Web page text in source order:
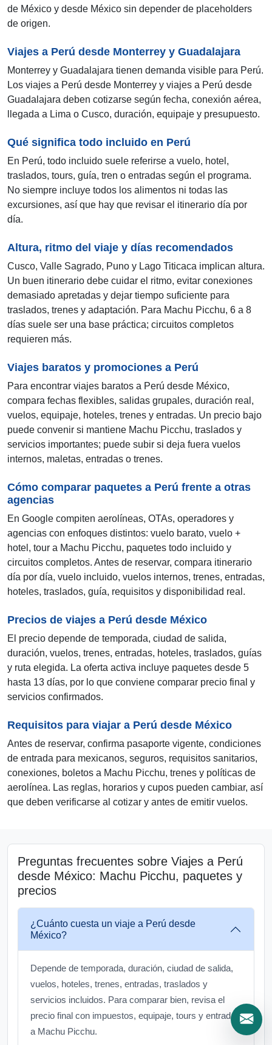
de México y desde México sin depender de placeholders
de origen.
Viajes a Perú desde Monterrey y Guadalajara
Monterrey y Guadalajara tienen demanda visible para Perú.
Los viajes a Perú desde Monterrey y viajes a Perú desde
Guadalajara deben cotizarse según fecha, conexión aérea,
llegada a Lima o Cusco, duración, equipaje y presupuesto.
Qué significa todo incluido en Perú
En Perú, todo incluido suele referirse a vuelo, hotel,
traslados, tours, guía, tren o entradas según el programa.
No siempre incluye todos los alimentos ni todas las
excursiones, así que hay que revisar el itinerario día por
día.
Altura, ritmo del viaje y días recomendados
Cusco, Valle Sagrado, Puno y Lago Titicaca implican altura.
Un buen itinerario debe cuidar el ritmo, evitar conexiones
demasiado apretadas y dejar tiempo suficiente para
traslados, trenes y adaptación. Para Machu Picchu, 6 a 8
días suele ser una base práctica; circuitos completos
requieren más.
Viajes baratos y promociones a Perú
Para encontrar viajes baratos a Perú desde México,
compara fechas flexibles, salidas grupales, duración real,
vuelos, equipaje, hoteles, trenes y entradas. Un precio bajo
puede convenir si mantiene Machu Picchu, traslados y
servicios importantes; puede subir si deja fuera vuelos
internos, maletas, entradas o trenes.
Cómo comparar paquetes a Perú frente a otras
agencias
En Google compiten aerolíneas, OTAs, operadores y
agencias con enfoques distintos: vuelo barato, vuelo +
hotel, tour a Machu Picchu, paquetes todo incluido y
circuitos completos. Antes de reservar, compara itinerario
día por día, vuelo incluido, vuelos internos, trenes, entradas,
hoteles, traslados, guía, requisitos y disponibilidad real.
Precios de viajes a Perú desde México
El precio depende de temporada, ciudad de salida,
duración, vuelos, trenes, entradas, hoteles, traslados, guías
y ruta elegida. La oferta activa incluye paquetes desde 5
hasta 13 días, por lo que conviene comparar precio final y
servicios confirmados.
Requisitos para viajar a Perú desde México
Antes de reservar, confirma pasaporte vigente, condiciones
de entrada para mexicanos, seguros, requisitos sanitarios,
conexiones, boletos a Machu Picchu, trenes y políticas de
aerolínea. Las reglas, horarios y cupos pueden cambiar, así
que deben verificarse al cotizar y antes de emitir vuelos.
Preguntas frecuentes sobre Viajes a Perú
desde México: Machu Picchu, paquetes y
precios
¿Cuánto cuesta un viaje a Perú desde
México?
Depende de temporada, duración, ciudad de salida,
vuelos, hoteles, trenes, entradas, traslados y
servicios incluidos. Para comparar bien, revisa el
precio final con impuestos, equipaje, tours y entradas
a Machu Picchu.